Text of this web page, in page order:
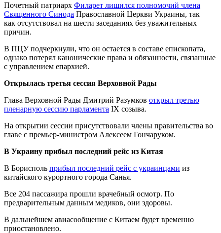
Почетный патриарх Филарет лишился полномочий члена
Священного Синода Православной Церкви Украины, так
как отсутствовал на шести заседаниях без уважительных
причин.
В ПЦУ подчеркнули, что он остается в составе епископата,
однако потерял канонические права и обязанности, связанные
с управлением епархией.
Открылась третья сессия Верховной Рады
Глава Верховной Рады Дмитрий Разумков открыл третью
пленарную сессию парламента IX созыва.
На открытии сессии присутствовали члены правительства во
главе с премьер-министром Алексеем Гончаруком.
В Украину прибыл последний рейс из Китая
В Борисполь прибыл последний рейс с украинцами из
китайского курортного города Санья.
Все 204 пассажира прошли врачебный осмотр. По
предварительным данным медиков, они здоровы.
В дальнейшем авиасообщение с Китаем будет временно
приостановлено.